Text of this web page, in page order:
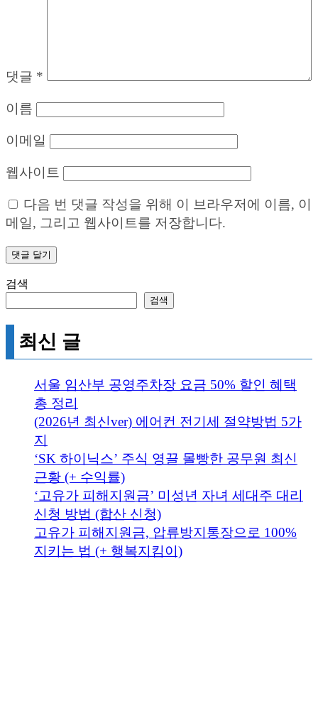
댓글 *
이름
이메일
웹사이트
다음 번 댓글 작성을 위해 이 브라우저에 이름, 이
메일, 그리고 웹사이트를 저장합니다.
검색
검색
최신 글
서울 임산부 공영주차장 요금 50% 할인 혜택
총 정리
(2026년 최신ver) 에어컨 전기세 절약방법 5가
지
‘SK 하이닉스’ 주식 영끌 몰빵한 공무원 최신
근황 (+ 수익률)
‘고유가 피해지원금’ 미성년 자녀 세대주 대리
신청 방법 (합산 신청)
고유가 피해지원금, 압류방지통장으로 100%
지키는 법 (+ 행복지킴이)